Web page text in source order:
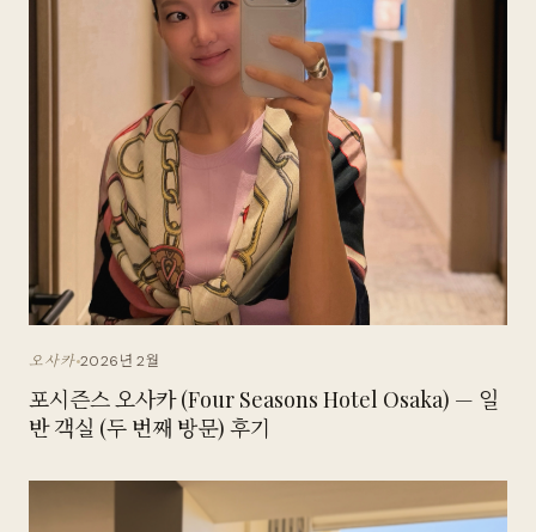
오사카 2026년 2월
포시즌스 오사카 (Four Seasons Hotel Osaka) — 일
반 객실 (두 번째 방문) 후기